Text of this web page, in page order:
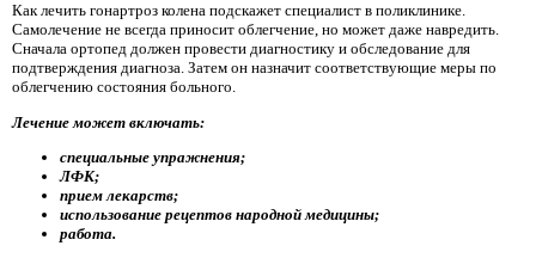
Как лечить гонартроз колена подскажет специалист в поликлинике.
Самолечение не всегда приносит облегчение, но может даже навредить.
Сначала ортопед должен провести диагностику и обследование для
подтверждения диагноза. Затем он назначит соответствующие меры по
облегчению состояния больного.
Лечение может включать:
специальные упражнения;
ЛФК;
прием лекарств;
использование рецептов народной медицины;
работа.